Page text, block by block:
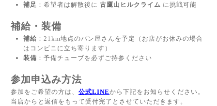
補足 ：希望者は解散後に 古鷹山ヒルクライム に挑戦可能
補給・装備
補給 ：21km地点のパン屋さんを予定（お店がお休みの場合
はコンビニに立ち寄ります）
装備 ：予備チューブを必ずご持参ください
参加申込み方法
参加をご希望の方は、 公式LINEから下記をお知らせください。
当店からと返信をもって受付完了とさせていただきます。